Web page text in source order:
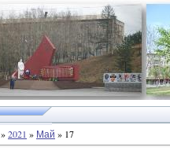
»2021 » Май » 17